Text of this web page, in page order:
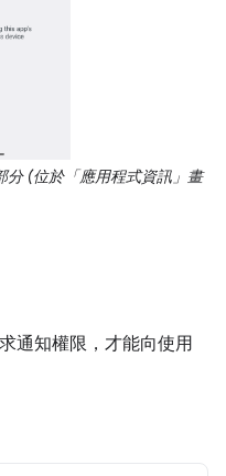
(位於「應用程式資訊」 畫
通知權限，才能向使用